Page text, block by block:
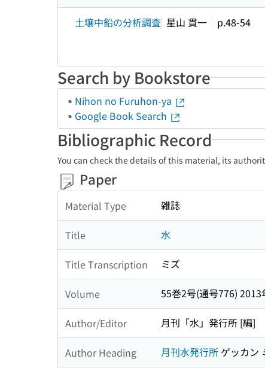
土壌中鉛の分析調査 星山 貫一 p.48-54
Search by Bookstore
Nihon no Furuhon-ya
Google Book Search
Bibliographic Record
You can check the details of this material, its
Paper
Material Type 雑誌
Title 水
Title Transcription ミズ
Volume 55巻2号(通号776) 2013
Author/Editor 月刊「水」発行所 [編]
Author Heading 月刊水発行所 ゲッカン